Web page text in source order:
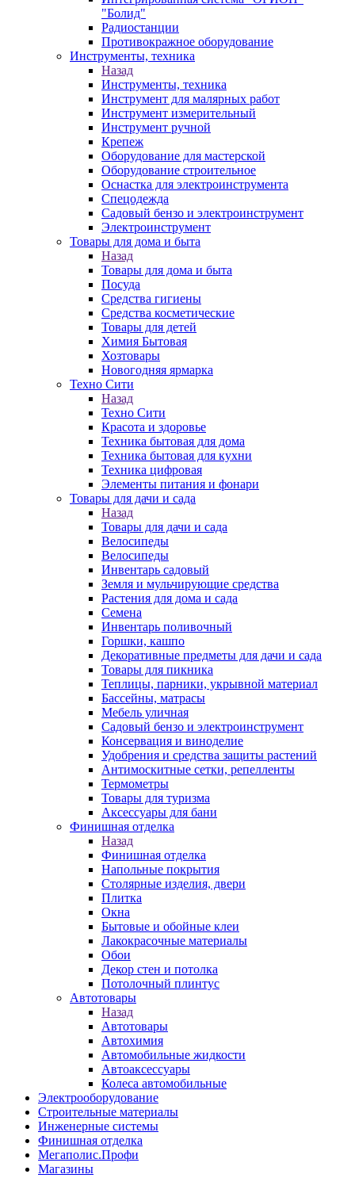
"Болид"
Радиостанции
Противокражное оборудование
Инструменты, техника
Назад
Инструменты, техника
Инструмент для малярных работ
Инструмент измерительный
Инструмент ручной
Крепеж
Оборудование для мастерской
Оборудование строительное
Оснастка для электроинструмента
Спецодежда
Садовый бензо и электроинструмент
Электроинструмент
Товары для дома и быта
Назад
Товары для дома и быта
Посуда
Средства гигиены
Средства косметические
Товары для детей
Химия Бытовая
Хозтовары
Новогодняя ярмарка
Техно Сити
Назад
Техно Сити
Красота и здоровье
Техника бытовая для дома
Техника бытовая для кухни
Техника цифровая
Элементы питания и фонари
Товары для дачи и сада
Назад
Товары для дачи и сада
Велосипеды
Велосипеды
Инвентарь садовый
Земля и мульчирующие средства
Растения для дома и сада
Семена
Инвентарь поливочный
Горшки, кашпо
Декоративные предметы для дачи и сада
Товары для пикника
Теплицы, парники, укрывной материал
Бассейны, матрасы
Мебель уличная
Садовый бензо и электроинструмент
Консервация и виноделие
Удобрения и средства защиты растений
Антимоскитные сетки, репелленты
Термометры
Товары для туризма
Аксессуары для бани
Финишная отделка
Назад
Финишная отделка
Напольные покрытия
Столярные изделия, двери
Плитка
Окна
Бытовые и обойные клеи
Лакокрасочные материалы
Обои
Декор стен и потолка
Потолочный плинтус
Автотовары
Назад
Автотовары
Автохимия
Автомобильные жидкости
Автоаксессуары
Колеса автомобильные
Электрооборудование
Строительные материалы
Инженерные системы
Финишная отделка
Мегаполис.Профи
Магазины